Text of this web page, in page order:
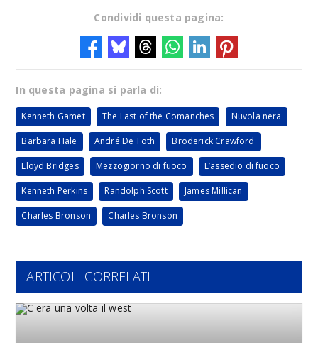
Condividi questa pagina:
In questa pagina si parla di:
Kenneth Gamet The Last of the Comanches Nuvola nera
Barbara Hale André De Toth Broderick Crawford
Lloyd Bridges Mezzogiorno di fuoco L’assedio di fuoco
Kenneth Perkins Randolph Scott James Millican
Charles Bronson Charles Bronson
ARTICOLI CORRELATI